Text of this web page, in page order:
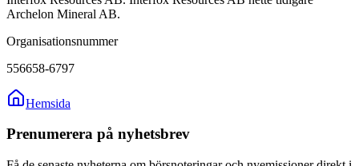
Archelon Mineral AB.
Organisationsnummer
556658-6797
Hemsida
Prenumerera på nyhetsbrev